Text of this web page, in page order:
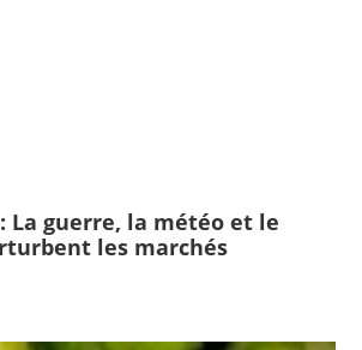
: La guerre, la météo et le
les marchés